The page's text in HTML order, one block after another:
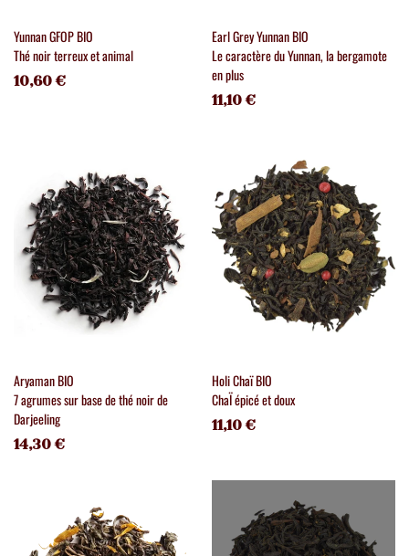
Yunnan GFOP BIO
Thé noir terreux et animal
10,60 €
Earl Grey Yunnan BIO
Le caractère du Yunnan, la bergamote
en plus
11,10 €
Aryaman BIO
7 agrumes sur base de thé noir de
Darjeeling
14,30 €
Holi Chaï BIO
ChaÏ épicé et doux
11,10 €